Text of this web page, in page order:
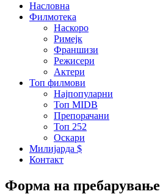
Насловна
Филмотека
Наскоро
Римејк
Франшизи
Режисери
Актери
Топ филмови
Најпопуларни
Топ MIDB
Препорачани
Топ 252
Оскари
Милијарда $
Контакт
Форма на пребарување